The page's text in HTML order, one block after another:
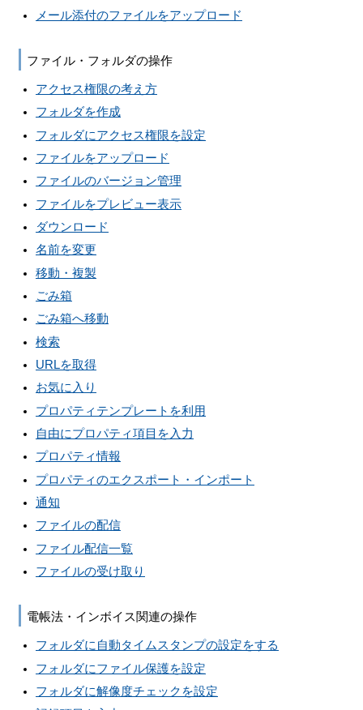
メール添付のファイルをアップロード
ファイル・フォルダの操作
アクセス権限の考え方
フォルダを作成
フォルダにアクセス権限を設定
ファイルをアップロード
ファイルのバージョン管理
ファイルをプレビュー表示
ダウンロード
名前を変更
移動・複製
ごみ箱
ごみ箱へ移動
検索
URLを取得
お気に入り
プロパティテンプレートを利用
自由にプロパティ項目を入力
プロパティ情報
プロパティのエクスポート・インポート
通知
ファイルの配信
ファイル配信一覧
ファイルの受け取り
電帳法・インボイス関連の操作
フォルダに自動タイムスタンプの設定をする
フォルダにファイル保護を設定
フォルダに解像度チェックを設定